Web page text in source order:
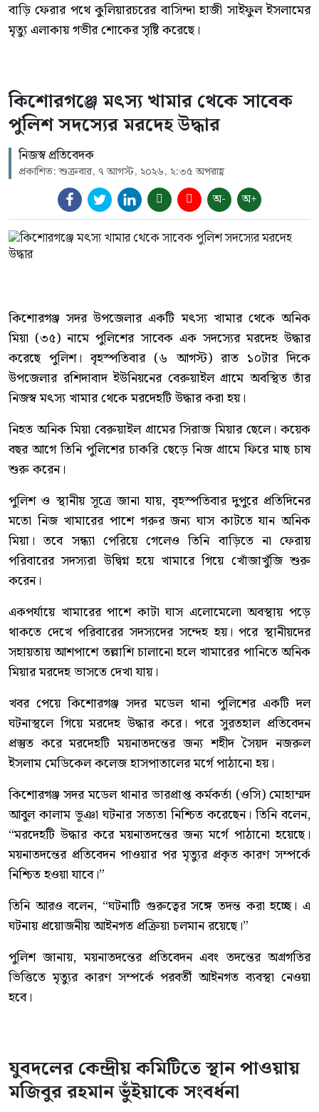
বাড়ি ফেরার পথে কুলিয়ারচরের বাসিন্দা হাজী সাইফুল ইসলামের
মৃত্যু এলাকায় গভীর শোকের সৃষ্টি করেছে।
কিশোরগঞ্জে মৎস্য খামার থেকে সাবেক
পুলিশ সদস্যের মরদেহ উদ্ধার
নিজস্ব প্রতিবেদক
প্রকাশিত: শুক্রবার, ৭ আগস্ট, ২০২৬, ২:৩৫ অপরাহ্ণ
অ- অ+
কিশোরগঞ্জ সদর উপজেলার একটি মৎস্য খামার থেকে অনিক
মিয়া (৩৫) নামে পুলিশের সাবেক এক সদস্যের মরদেহ উদ্ধার
করেছে পুলিশ। বৃহস্পতিবার (৬ আগস্ট) রাত ১০টার দিকে
উপজেলার রশিদাবাদ ইউনিয়নের বেরুয়াইল গ্রামে অবস্থিত তাঁর
নিজস্ব মৎস্য খামার থেকে মরদেহটি উদ্ধার করা হয়।
নিহত অনিক মিয়া বেরুয়াইল গ্রামের সিরাজ মিয়ার ছেলে। কয়েক
বছর আগে তিনি পুলিশের চাকরি ছেড়ে নিজ গ্রামে ফিরে মাছ চাষ
শুরু করেন।
পুলিশ ও স্থানীয় সূত্রে জানা যায়, বৃহস্পতিবার দুপুরে প্রতিদিনের
মতো নিজ খামারের পাশে গরুর জন্য ঘাস কাটতে যান অনিক
মিয়া। তবে সন্ধ্যা পেরিয়ে গেলেও তিনি বাড়িতে না ফেরায়
পরিবারের সদস্যরা উদ্বিগ্ন হয়ে খামারে গিয়ে খোঁজাখুঁজি শুরু
করেন।
একপর্যায়ে খামারের পাশে কাটা ঘাস এলোমেলো অবস্থায় পড়ে
থাকতে দেখে পরিবারের সদস্যদের সন্দেহ হয়। পরে স্থানীয়দের
সহায়তায় আশপাশে তল্লাশি চালানো হলে খামারের পানিতে অনিক
মিয়ার মরদেহ ভাসতে দেখা যায়।
খবর পেয়ে কিশোরগঞ্জ সদর মডেল থানা পুলিশের একটি দল
ঘটনাস্থলে গিয়ে মরদেহ উদ্ধার করে। পরে সুরতহাল প্রতিবেদন
প্রস্তুত করে মরদেহটি ময়নাতদন্তের জন্য শহীদ সৈয়দ নজরুল
ইসলাম মেডিকেল কলেজ হাসপাতালের মর্গে পাঠানো হয়।
কিশোরগঞ্জ সদর মডেল থানার ভারপ্রাপ্ত কর্মকর্তা (ওসি) মোহাম্মদ
আবুল কালাম ভূঞা ঘটনার সত্যতা নিশ্চিত করেছেন। তিনি বলেন,
“মরদেহটি উদ্ধার করে ময়নাতদন্তের জন্য মর্গে পাঠানো হয়েছে।
ময়নাতদন্তের প্রতিবেদন পাওয়ার পর মৃত্যুর প্রকৃত কারণ সম্পর্কে
নিশ্চিত হওয়া যাবে।”
তিনি আরও বলেন, “ঘটনাটি গুরুত্বের সঙ্গে তদন্ত করা হচ্ছে। এ
ঘটনায় প্রয়োজনীয় আইনগত প্রক্রিয়া চলমান রয়েছে।”
পুলিশ জানায়, ময়নাতদন্তের প্রতিবেদন এবং তদন্তের অগ্রগতির
ভিত্তিতে মৃত্যুর কারণ সম্পর্কে পরবর্তী আইনগত ব্যবস্থা নেওয়া
হবে।
যুবদলের কেন্দ্রীয় কমিটিতে স্থান পাওয়ায়
মজিবুর রহমান ভুঁইয়াকে সংবর্ধনা